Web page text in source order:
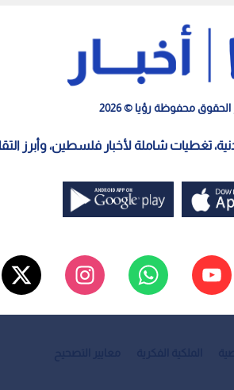
محفوظة رؤيا © 2026
تغطيات شاملة لأخبار فلسطين، وأبرز